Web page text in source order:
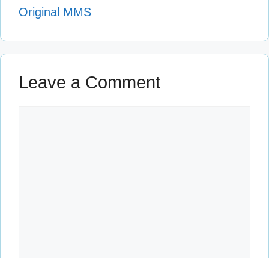
Original MMS
Leave a Comment